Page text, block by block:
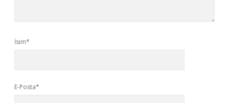
İsim*
E-Posta*